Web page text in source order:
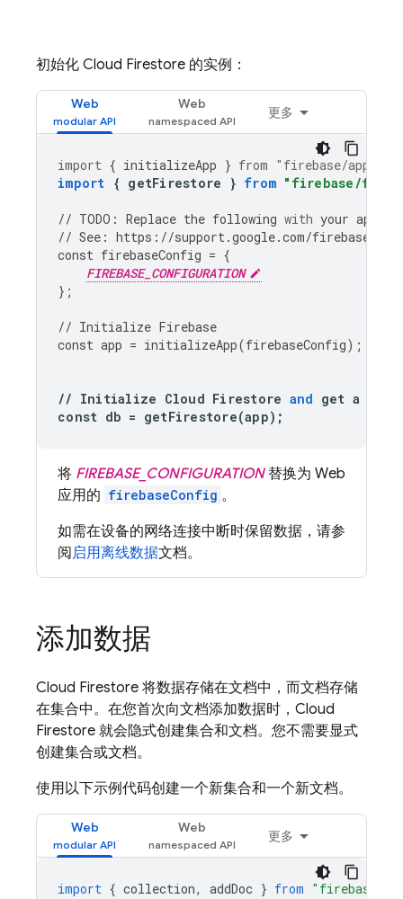
初始化 Cloud Firestore 的实例：
Web Web
更多
import { initializeApp } from "firebase/app"
import { getFirestore } from "firebase/
// TODO : Replace the following with your app
// See : https : //support.google.com/firebase
const firebaseConfig = {
FIREBASE_CONFIGURATION
};
// Initialize Firebase
const app = initializeApp(firebaseConfig);
// Initialize Cloud Firestore and get a
const db = getFirestore(app);
将 FIREBASE_CONFIGURATION替换为 Web
应用的 firebaseConfig 。
如需在设备的网络连接中断时保留数据，请参
阅启用离线数据文档。
添加数据
Cloud Firestore 将数据存储在文档中，而文档存储
在集合中。在您首次向文档添加数据时， Cloud
Firestore 就会隐式创建集合和文档。您不需要显式
创建集合或文档。
使用以下示例代码创建一个新集合和一个新文档。
Web Web
更多
import { collection, addDoc } from "firebase/